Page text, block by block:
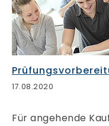
17.08.2020
Für angehende